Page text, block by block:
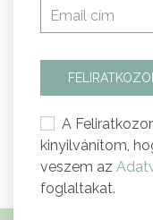
A
kinyilvánítom,
veszem az
foglaltakat.